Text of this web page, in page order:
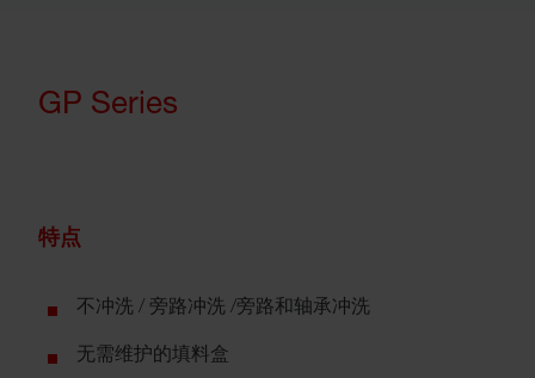
GP Series
特点
不冲洗 / 旁路冲洗 /旁路和轴承冲洗
无需维护的填料盒